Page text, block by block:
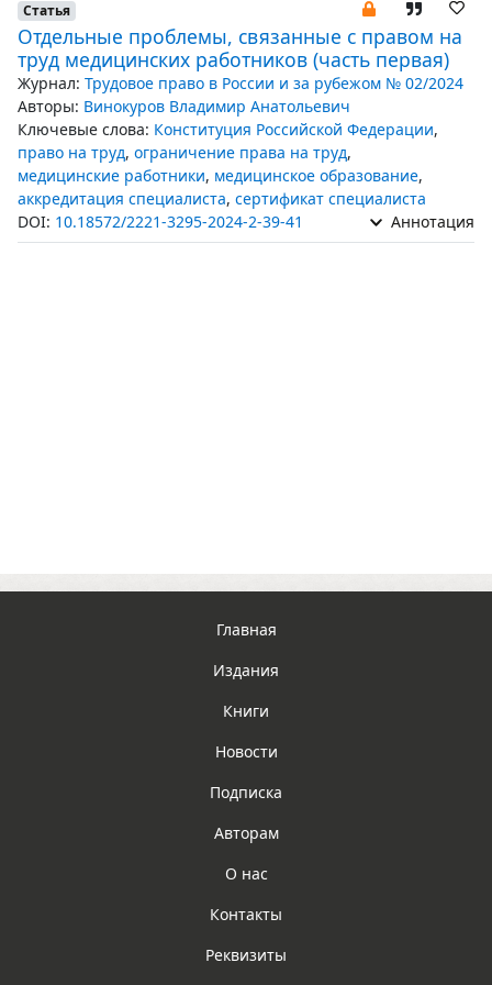
Статья
Отдельные проблемы, связанные с правом на
труд медицинских работников (часть первая)
Журнал: Трудовое право в России и за рубежом № 02/2024
Авторы: Винокуров Владимир Анатольевич
Ключевые слова: Конституция Российской Федерации,
право на труд, ограничение права на труд,
медицинские работники, медицинское образование,
аккредитация специалиста, сертификат специалиста
DOI: 10.18572/2221-3295-2024-2-39-41 Аннотация
Главная
Издания
Книги
Новости
Подписка
Авторам
О нас
Контакты
Реквизиты